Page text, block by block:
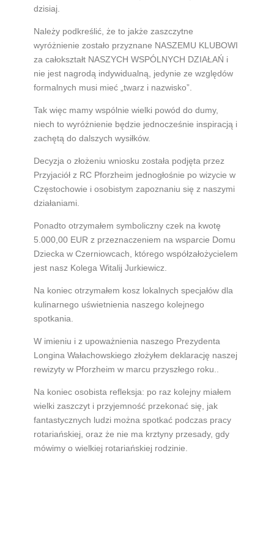
dzisiaj.
Należy podkreślić, że to jakże zaszczytne
wyróżnienie zostało przyznane NASZEMU KLUBOWI
za całokształt NASZYCH WSPÓLNYCH DZIAŁAŃ i
nie jest nagrodą indywidualną, jedynie ze względów
formalnych musi mieć „twarz i nazwisko”.
Tak więc mamy wspólnie wielki powód do dumy,
niech to wyróżnienie będzie jednocześnie inspiracją i
zachętą do dalszych wysiłków.
Decyzja o złożeniu wniosku została podjęta przez
Przyjaciół z RC Pforzheim jednogłośnie po wizycie w
Częstochowie i osobistym zapoznaniu się z naszymi
działaniami.
Ponadto otrzymałem symboliczny czek na kwotę
5.000,00 EUR z przeznaczeniem na wsparcie Domu
Dziecka w Czerniowcach, którego współzałożycielem
jest nasz Kolega Witalij Jurkiewicz.
Na koniec otrzymałem kosz lokalnych specjałów dla
kulinarnego uświetnienia naszego kolejnego
spotkania.
W imieniu i z upoważnienia naszego Prezydenta
Longina Wałachowskiego złożyłem deklarację naszej
rewizyty w Pforzheim w marcu przyszłego roku..
Na koniec osobista refleksja: po raz kolejny miałem
wielki zaszczyt i przyjemność przekonać się, jak
fantastycznych ludzi można spotkać podczas pracy
rotariańskiej, oraz że nie ma krztyny przesady, gdy
mówimy o wielkiej rotariańskiej rodzinie.